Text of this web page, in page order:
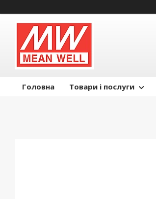
Головна Товари і послуги